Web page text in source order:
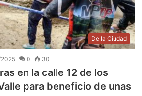
De la Ciudad
2025 0 30
en la calle 12 de los
para beneficio de unas